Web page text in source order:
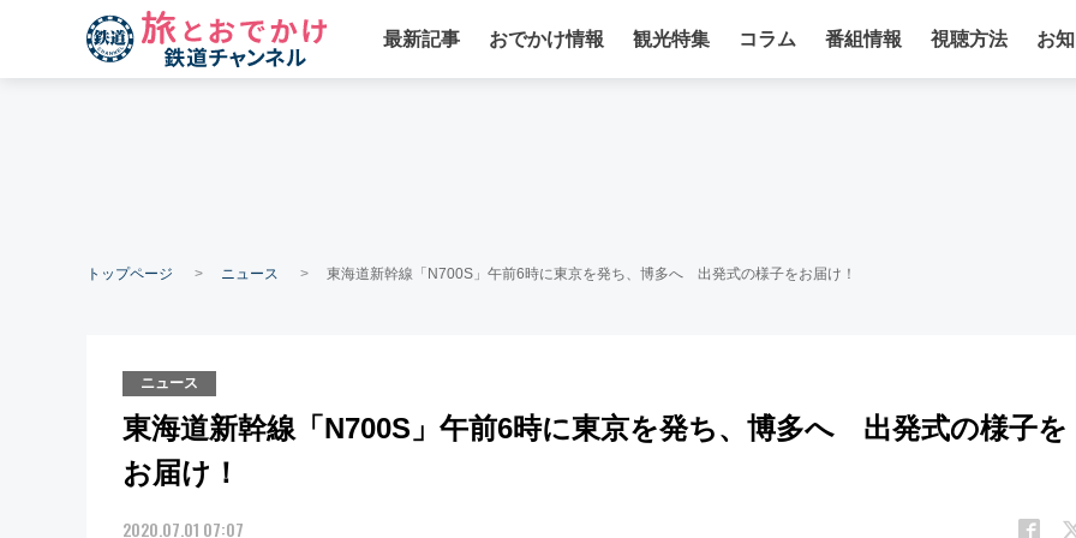
最新記事 おでかけ情報 観光特集 コラム 番組情報 視聴方法 お
トップページ ニュース 東海道新幹線「N700S」午前6時に東京を発ち、博多へ 出発式の様子をお届け！
ニュース
東海道新幹線「N700S」午前6時に東京を発ち、博多へ 出発式の様子を
お届け！
2020.07.01 07:07